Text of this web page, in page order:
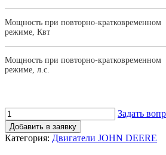
Мощность при повторно-кратковременном
режиме, Квт
Мощность при повторно-кратковременном
режиме, л.с.
Задать
Добавить в заявку
Категория: Двигатели JOHN DEERE